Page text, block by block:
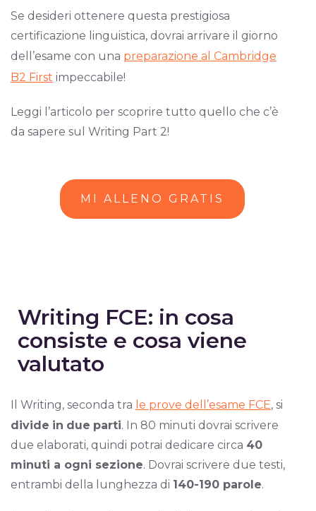
Se desideri ottenere questa prestigiosa
certificazione linguistica, dovrai arrivare il giorno
dell’esame con una preparazione al Cambridge
B2 First impeccabile!
Leggi l’articolo per scoprire tutto quello che c’è
da sapere sul Writing Part 2!
MI ALLENO GRATIS
Writing FCE: in cosa
consiste e cosa viene
valutato
Il Writing, seconda tra le prove dell’esame FCE, si
divide in due parti. In 80 minuti dovrai scrivere
due elaborati, quindi potrai dedicare circa 40
minuti a ogni sezione. Dovrai scrivere due testi,
entrambi della lunghezza di 140-190 parole.